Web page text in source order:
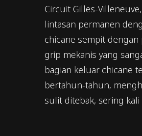
Circuit Gilles-
lintasan permanen
chicane sempit
grip mekanis yang
bagian keluar chicane
bertahun-tahun,
sulit ditebak, sering